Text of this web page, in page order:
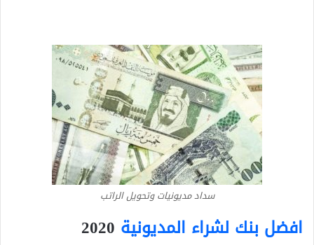
سداد مديونيات وتحويل الراتب
افضل بنك لشراء المديونية